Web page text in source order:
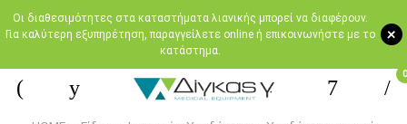
+
Oι διαθεσιμότητες στα καταστήματα λιανικής μπορεί να διαφέρουν.
Για καλύτερη εξυπηρέτηση, παραγγείλετε online ή επικοινωνήστε με το
κατάστημα.
0